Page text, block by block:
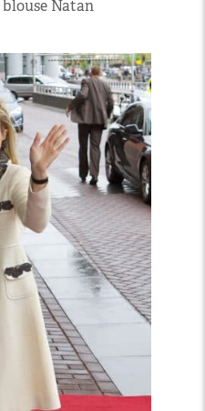
Natan